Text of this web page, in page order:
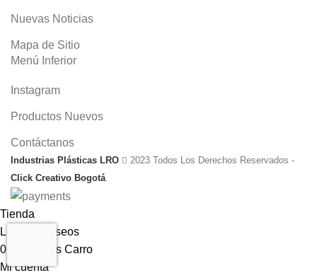
Nuevas Noticias
Mapa de Sitio
Menú Inferior
Instagram
Productos Nuevos
Contáctanos
Industrias Plásticas LRO
2023 Todos Los Derechos Reservados -
Click Creativo Bogotá.
Tienda
Lista de deseos
0
elementos Carro
Mi cuenta